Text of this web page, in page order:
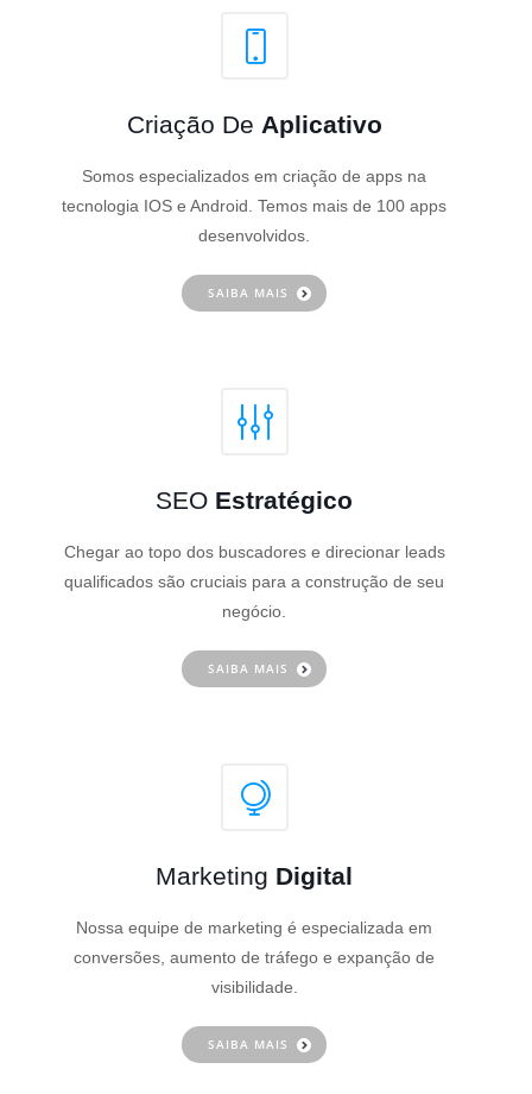
Criação De Aplicativo
Somos especializados em criação de apps na
tecnologia IOS e Android. Temos mais de 100 apps
desenvolvidos.
SAIBA MAIS
SEO Estratégico
Chegar ao topo dos buscadores e direcionar leads
qualificados são cruciais para a construção de seu
negócio.
SAIBA MAIS
Marketing Digital
Nossa equipe de marketing é especializada em
conversões, aumento de tráfego e expanção de
visibilidade.
SAIBA MAIS